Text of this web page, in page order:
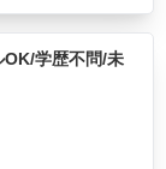
学歴不問/未